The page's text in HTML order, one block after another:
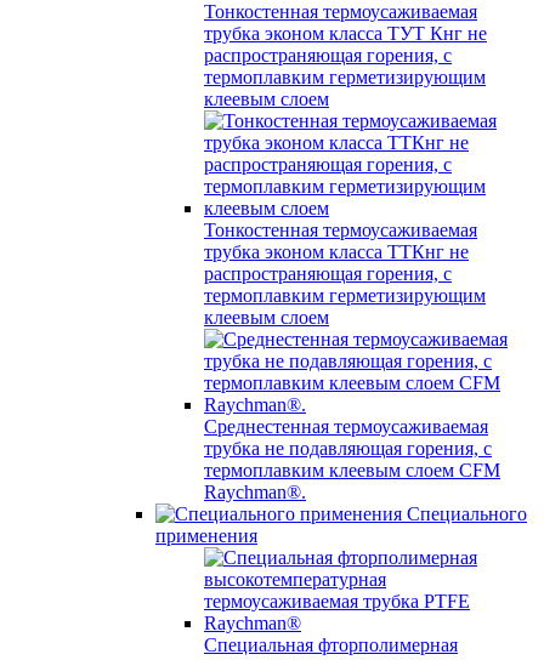
Тонкостенная термоусаживаемая
трубка эконом класса ТУТ Кнг не
распространяющая горения, с
термоплавким герметизирующим
клеевым слоем
Тонкостенная термоусаживаемая
трубка эконом класса ТТКнг не
распространяющая горения, с
термоплавким герметизирующим
клеевым слоем
Среднестенная термоусаживаемая
трубка не подавляющая горения, с
термоплавким клеевым слоем CFM
Raychman®.
Специального
применения
Специальная фторполимерная